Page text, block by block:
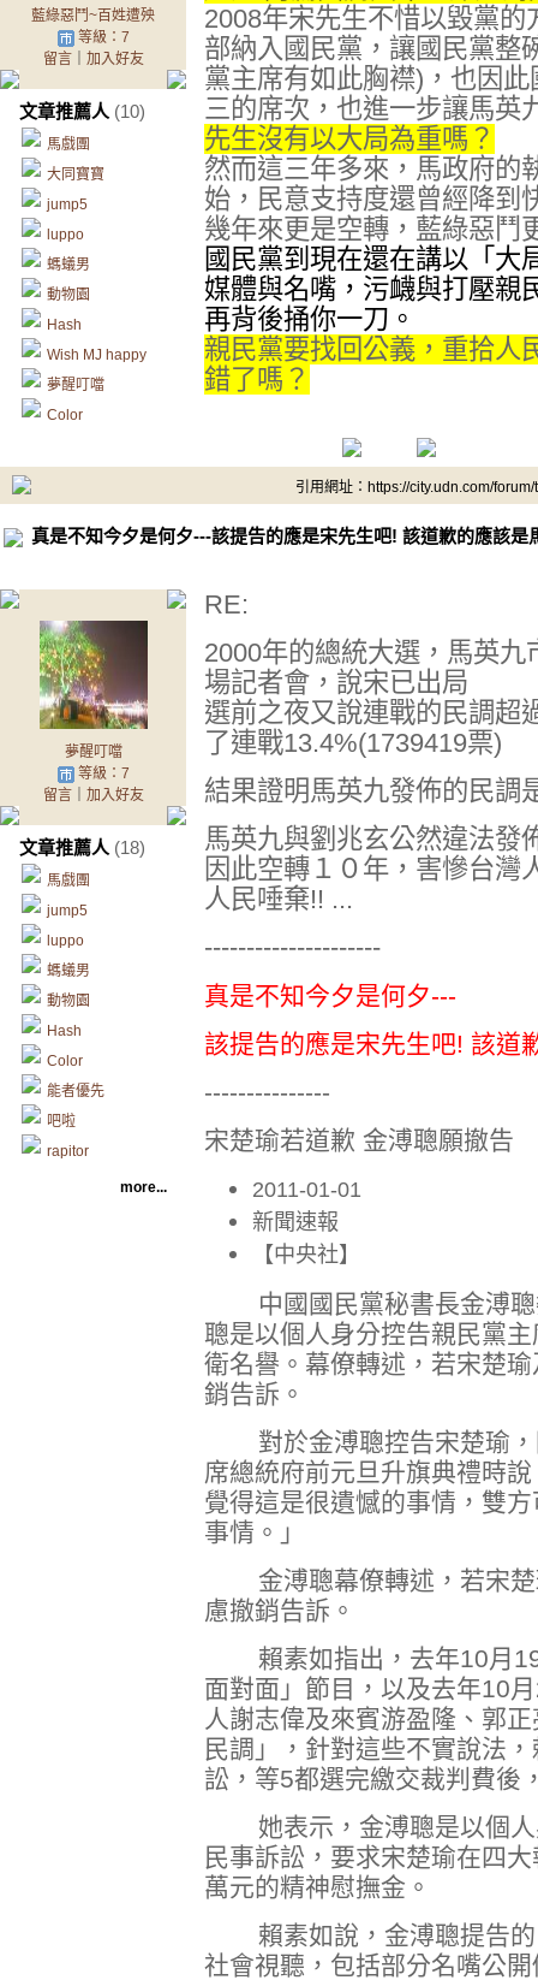
藍綠惡鬥~百姓遭殃
等級：7
留言｜ 加入好友
文章推薦人 (10)
馬戲團
大同寶寶
jump5
luppo
螞蟻男
動物園
Hash
Wish MJ happy
夢醒叮噹
Color
2008年宋先生不惜以毀黨
部納入國民黨，讓國民黨整
黨主席有如此胸襟)，也因
三的席次，也進一步讓馬英
先生沒有以大局為重嗎？
然而這三年多來，馬政府的
始，民意支持度還曾經降到
幾年來更是空轉，藍綠惡鬥
國民黨到現在還在講以「大
媒體與名嘴，污衊與打壓親
再背後捅你一刀。
親民黨要找回公義，重拾人
錯了嗎？
引用網址：https://city.udn.com/
真是不知今夕是何夕---該提告的應是宋先生吧! 該道歉的應該是
夢醒叮噹
等級：7
留言｜ 加入好友
文章推薦人 (18)
馬戲團
jump5
luppo
螞蟻男
動物園
Hash
Color
能者優先
吧啦
rapitor
more...
RE:
2000年的總統大選，馬英
場記者會，說宋已出局
選前之夜又說連戰的民調超
了連戰13.4%(1739419票)
結果證明馬英九發佈的民調
馬英九與劉兆玄公然違法發
因此空轉１０年，害慘台灣
人民唾棄!! ...
---------------------
真是不知今夕是何夕---
該提告的應是宋先生吧! 該道
---------------
宋楚瑜若道歉 金溥聰願撤告
2011-01-01
新聞速報
【中央社】
中國國民黨秘書長金溥聰
聰是以個人身分控告親民黨
衛名譽。幕僚轉述，若宋楚
銷告訴。
對於金溥聰控告宋楚瑜，
席總統府前元旦升旗典禮時
覺得這是很遺憾的事情，雙
事情。」
金溥聰幕僚轉述，若宋楚
慮撤銷告訴。
賴素如指出，去年10月19
面對面」節目，以及去年10
人謝志偉及來賓游盈隆、郭
民調」，針對這些不實說法
訟，等5都選完繳交裁判費後
她表示，金溥聰是以個人
民事訴訟，要求宋楚瑜在四
萬元的精神慰撫金。
賴素如說，金溥聰提告的
社會視聽，包括部分名嘴公